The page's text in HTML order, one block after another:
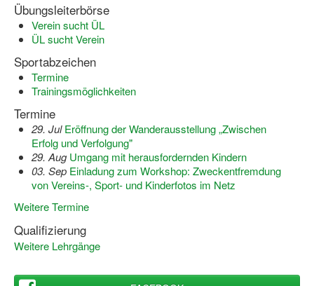
Übungsleiterbörse
Verein sucht ÜL
ÜL sucht Verein
Sportabzeichen
Termine
Trainingsmöglichkeiten
Termine
29. Jul Eröffnung der Wanderausstellung „Zwischen
Erfolg und Verfolgung"
29. Aug Umgang mit herausfordernden Kindern
03. Sep Einladung zum Workshop: Zweckentfremdung
von Vereins-, Sport- und Kinderfotos im Netz
Weitere Termine
Qualifizierung
Weitere Lehrgänge